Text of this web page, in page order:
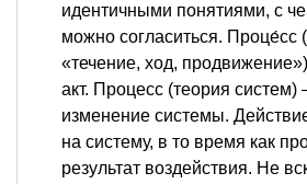
идентичными понятиями, с
можно согласиться. Проце́сс
«течение, ход,
акт. Процесс (теория
изменение системы.
на систему, в то время как
результат воздействия. Не